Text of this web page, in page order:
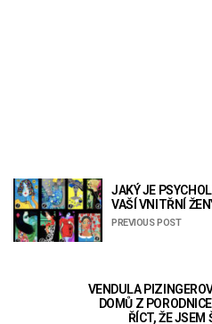
JAKÝ JE
VAŠÍ VNITŘNÍ
PREVIOUS POST
VENDULA
DOMŮ Z
ŘÍCT, ŽE